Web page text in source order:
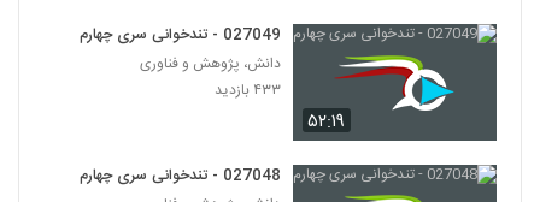
۵۲:۱۹
027049 - تندخوانی سری چهارم
دانش، پژوهش و فناوری
۴۳۳ بازدید
027048 - تندخوانی سری چهارم